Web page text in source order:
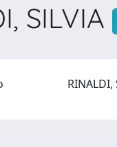
SILVIA
RINALDI,